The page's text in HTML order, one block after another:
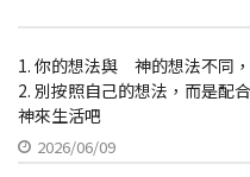
1. 你的想法與 神的想法不同
2. 別按照自己的想法，而是配
神來生活吧
2026/06/09